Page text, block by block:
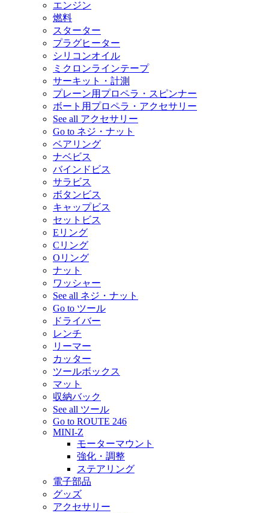
エンジン
燃料
スターター
プラグヒーター
シリコンオイル
ミクロンラインテープ
サーキット・計測
プレーン用プロペラ・スピンナー
ボート用プロペラ・アクセサリー
See all アクセサリー
Go to ネジ・ナット
ベアリング
ナベビス
バインドビス
サラビス
ボタンビス
キャップビス
セットビス
Eリング
Cリング
Oリング
ナット
ワッシャー
See all ネジ・ナット
Go to ツール
ドライバー
レンチ
リーマー
カッター
ツールボックス
マット
収納バック
See all ツール
Go to ROUTE 246
MINI-Z
モーターマウント
強化・調整
ステアリング
電子部品
グッズ
アクセサリー